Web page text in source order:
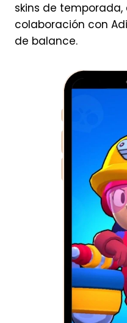
skins de
colaboración con
de balance.